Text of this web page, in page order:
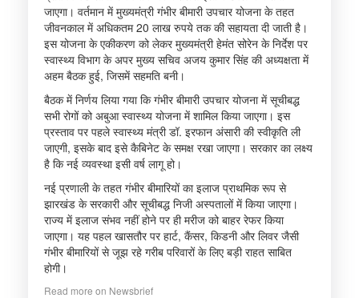
जाएगा। वर्तमान में मुख्यमंत्री गंभीर बीमारी उपचार योजना के तहत
जीवनकाल में अधिकतम 20 लाख रुपये तक की सहायता दी जाती है।
इस योजना के एकीकरण को लेकर मुख्यमंत्री हेमंत सोरेन के निर्देश पर
स्वास्थ्य विभाग के अपर मुख्य सचिव अजय कुमार सिंह की अध्यक्षता में
अहम बैठक हुई, जिसमें सहमति बनी।
बैठक में निर्णय लिया गया कि गंभीर बीमारी उपचार योजना में सूचीबद्ध
सभी रोगों को अबुआ स्वास्थ्य योजना में शामिल किया जाएगा। इस
प्रस्ताव पर पहले स्वास्थ्य मंत्री डॉ. इरफान अंसारी की स्वीकृति ली
जाएगी, इसके बाद इसे कैबिनेट के समक्ष रखा जाएगा। सरकार का लक्ष्य
है कि नई व्यवस्था इसी वर्ष लागू हो।
नई प्रणाली के तहत गंभीर बीमारियों का इलाज प्राथमिक रूप से
झारखंड के सरकारी और सूचीबद्ध निजी अस्पतालों में किया जाएगा।
राज्य में इलाज संभव नहीं होने पर ही मरीज को बाहर रेफर किया
जाएगा। यह पहल खासतौर पर हार्ट, कैंसर, किडनी और लिवर जैसी
गंभीर बीमारियों से जूझ रहे गरीब परिवारों के लिए बड़ी राहत साबित
होगी।
Read more on Newsbrief